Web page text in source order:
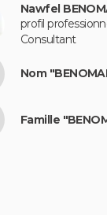
Nawfel
profil
Consultant
Nom
Famille